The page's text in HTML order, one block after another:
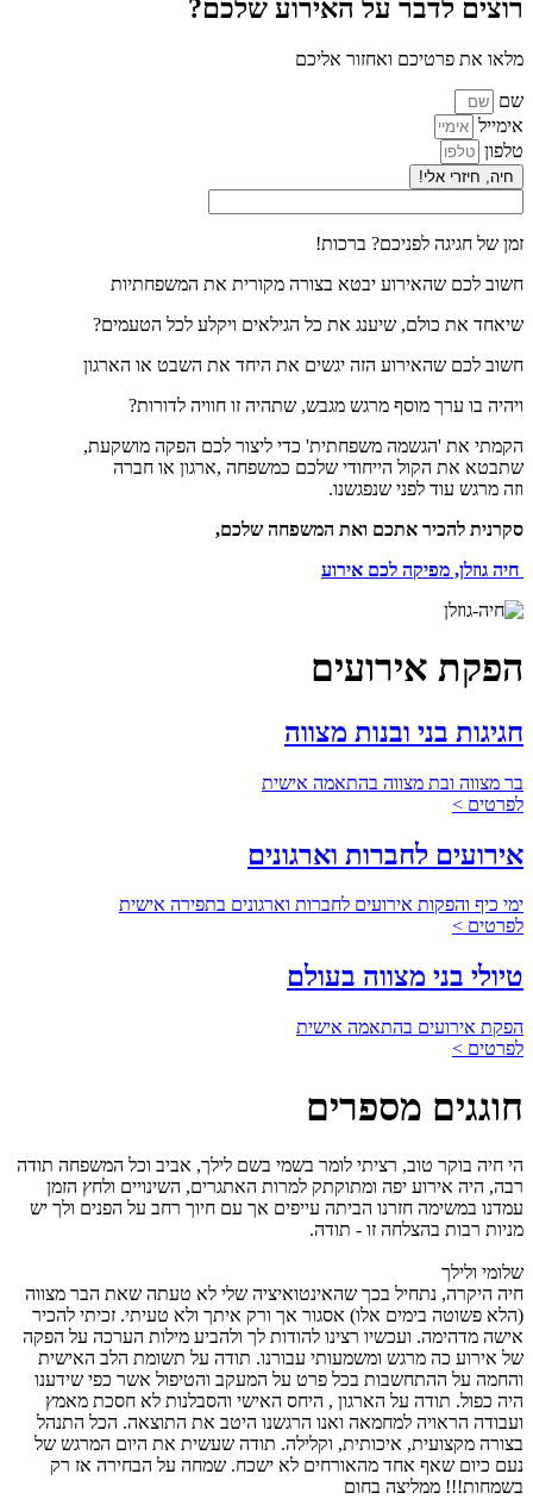
רוצים לדבר על האירוע שלכם?
מלאו את פרטיכם ואחזור אליכם
שם
אימייל
טלפון
חיה, חיזרי אלי!
זמן של חגיגה לפניכם? ברכות!
חשוב לכם שהאירוע יבטא בצורה מקורית את המשפחתיות
שיאחד את כולם, שיענג את כל הגילאים ויקלע לכל הטעמים?
חשוב לכם שהאירוע הזה יגשים את היחד את השבט או הארגון
ויהיה בו ערך מוסף מרגש מגבש, שתהיה זו חוויה לדורות?
הקמתי את 'הגשמה משפחתית' כדי ליצור לכם הפקה מושקעת,
שתבטא את הקול הייחודי שלכם כמשפחה ,ארגון או חברה
וזה מרגש עוד לפני שנפגשנו.
סקרנית להכיר אתכם ואת המשפחה שלכם,
חיה גוזלן, מפיקה לכם אירוע
הפקת אירועים
חגיגות בני ובנות מצווה
בר מצווה ובת מצווה בהתאמה אישית
לפרטים >
אירועים לחברות וארגונים
ימי כיף והפקות אירועים לחברות וארגונים בתפירה אישית
לפרטים >
טיולי בני מצווה בעולם
הפקת אירועים בהתאמה אישית
לפרטים >
חוגגים מספרים
הי חיה בוקר טוב, רציתי לומר בשמי בשם לילך, אביב וכל המשפחה תודה
רבה, היה אירוע יפה ומתוקתק למרות האתגרים, השינויים ולחץ הזמן
עמדנו במשימה חזרנו הביתה עייפים אך עם חיוך רחב על הפנים ולך יש
מניות רבות בהצלחה זו - תודה.
שלומי ולילך
חיה היקרה, נתחיל בכך שהאינטואיציה שלי לא טעתה שאת הבר מצווה
(הלא פשוטה בימים אלו) אסגור אך ורק איתך ולא טעיתי. זכיתי להכיר
אישה מדהימה. ועכשיו רצינו להודות לך ולהביע מילות הערכה על הפקה
של אירוע כה מרגש ומשמעותי עבורנו. תודה על תשומת הלב האישית
והחמה על ההתחשבות בכל פרט על המעקב והטיפול אשר כפי שידענו
היה כפול. תודה על הארגון , היחס האישי והסבלנות לא חסכת מאמץ
ועבודה הראויה למחמאה ואנו הרגשנו היטב את התוצאה. הכל התנהל
בצורה מקצועית, איכותית, וקלילה. תודה שעשית את היום המרגש של
נעם כיום שאף אחד מהאורחים לא ישכח. שמחה על הבחירה אז רק
בשמחות!!! ממליצה בחום